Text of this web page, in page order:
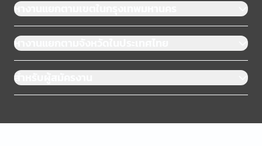
หางานแยกตามเขตในกรุงเทพมหานคร
หางานแยกตามจังหวัดในประเทศไทย
สำหรับผู้สมัครงาน